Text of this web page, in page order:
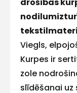
Viegls,
Kurpes ir
zole
slīdēšanai